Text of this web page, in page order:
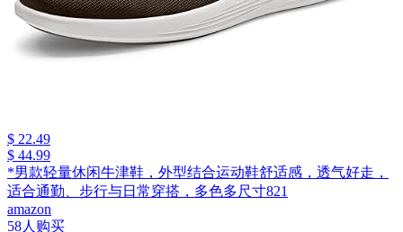
$ 22.49
$ 44.99
*男款轻量休闲牛津鞋，外型结合运动鞋舒适感，透气好走，
适合通勤、步行与日常穿搭，多色多尺寸821
amazon
58人购买